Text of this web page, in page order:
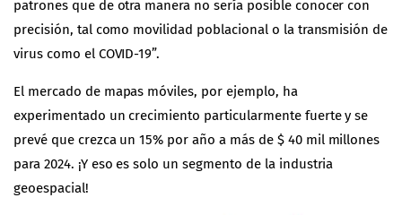
patrones que de otra manera no sería posible conocer con
precisión, tal como movilidad poblacional o la transmisión de
virus como el COVID-19”.
El mercado de mapas móviles, por ejemplo, ha
experimentado un crecimiento particularmente fuerte y se
prevé que crezca un 15% por año a más de $ 40 mil millones
para 2024. ¡Y eso es solo un segmento de la industria
geoespacial!